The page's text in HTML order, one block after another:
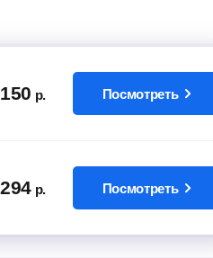
150 р. Посмотреть
294 р. Посмотреть